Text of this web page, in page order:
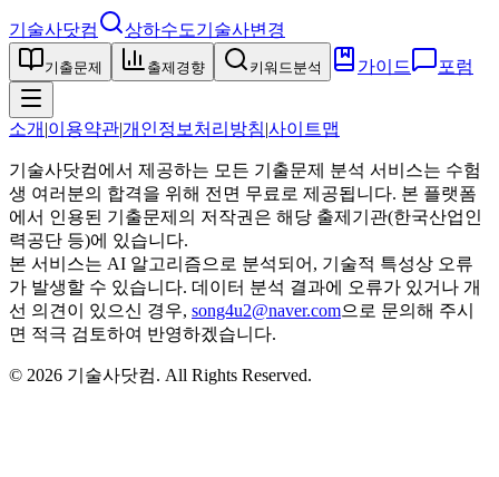
기술사닷컴 상하수도기술사변경
기출문제 출제경향 키워드분석 가이드 포럼
소개 |이용약관|개인정보처리방침|사이트맵
기술사닷컴에서 제공하는 모든 기출문제 분석 서비스는 수험
생 여러분의 합격을 위해 전면 무료로 제공됩니다. 본 플랫폼
에서 인용된 기출문제의 저작권은 해당 출제기관(한국산업인
력공단 등)에 있습니다.
본 서비스는 AI 알고리즘으로 분석되어, 기술적 특성상 오류
가 발생할 수 있습니다. 데이터 분석 결과에 오류가 있거나 개
선 의견이 있으신 경우, song4u2@naver.com으로 문의해 주시
면 적극 검토하여 반영하겠습니다.
© 2026 기술사닷컴. All Rights Reserved.